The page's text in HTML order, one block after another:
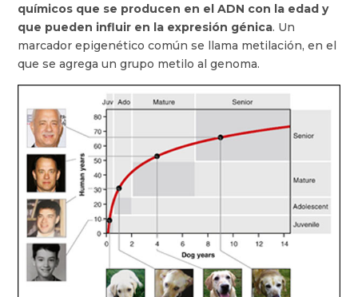
químicos que se producen en el ADN con la edad y
que pueden influir en la expresión génica. Un
marcador epigenético común se llama metilación, en el
que se agrega un grupo metilo al genoma.